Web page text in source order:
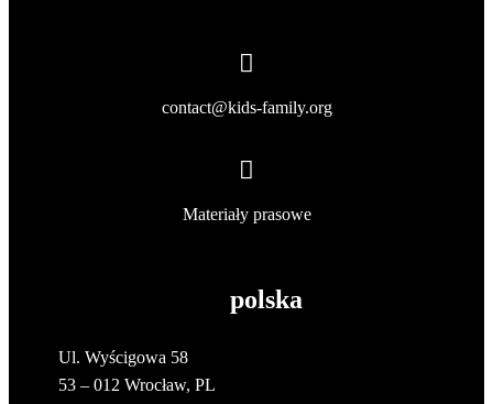
contact@kids-family.org
Materiały prasowe
polska
Ul. Wyścigowa 58
53 – 012 Wrocław, PL